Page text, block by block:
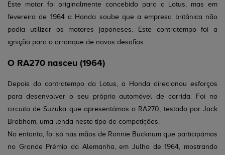
Este motor foi originalmente concebido para a Lotus, mas em
fevereiro de 1964 a Honda soube que a empresa britânica não
podia utilizar os motores japoneses. Este contratempo foi a
ignição para o arranque de novos desafios.
O RA270 nasceu (1964)
Depois do contratempo da Lotus, a Honda direcionou esforços
para desenvolver o seu próprio automóvel de corrida. Foi no
circuito de Suzuka que apresentámos o RA270, testado por Jack
Brabham, uma lenda neste tipo de competições.
No entanto, foi só nas mãos de Ronnie Bucknum que participámos
no Grande Prémio da Alemanha, em Julho de 1964, mostrando